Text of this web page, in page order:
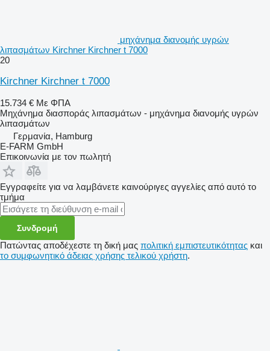
μηχάνημα διανομής υγρών
λιπασμάτων Kirchner Kirchner t 7000
20
Kirchner Kirchner t 7000
15.734 € Με ΦΠΑ
Μηχάνημα διασποράς λιπασμάτων - μηχάνημα διανομής υγρών
λιπασμάτων
Γερμανία, Hamburg
E-FARM GmbH
Επικοινωνία με τον πωλητή
Εγγραφείτε για να λαμβάνετε καινούριγες αγγελίες από αυτό το
τμήμα
Συνδρομή
Πατώντας αποδέχεστε τη δική μας πολιτική εμπιστευτικότητας και
το συμφωνητικό άδειας χρήσης τελικού χρήστη.